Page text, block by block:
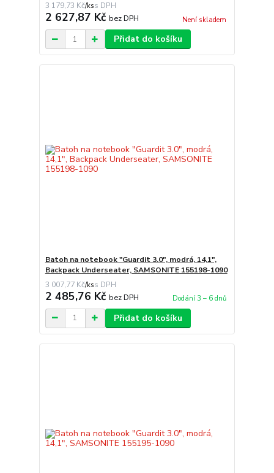
3 179,73 Kč/ks
2 627,87 Kč bez DPH Není skladem
Přidat do košíku
Batoh na notebook "Guardit 3.0", modrá, 14,1",
Backpack Underseater, SAMSONITE 155198-1090
3 007,77 Kč/ks
2 485,76 Kč bez DPH Dodání 3 – 6 dnů
Přidat do košíku